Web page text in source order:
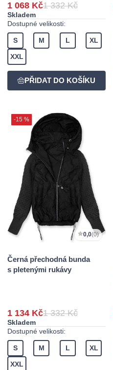
1 068 Kč1 332 Kč
Skladem
Dostupné velikosti:
S M L XL
XXL
-15 %
0,0(0)
Černá přechodná bunda
s pletenými rukávy
1 134 Kč1 332 Kč
Skladem
Dostupné velikosti:
S M L XL
XXL